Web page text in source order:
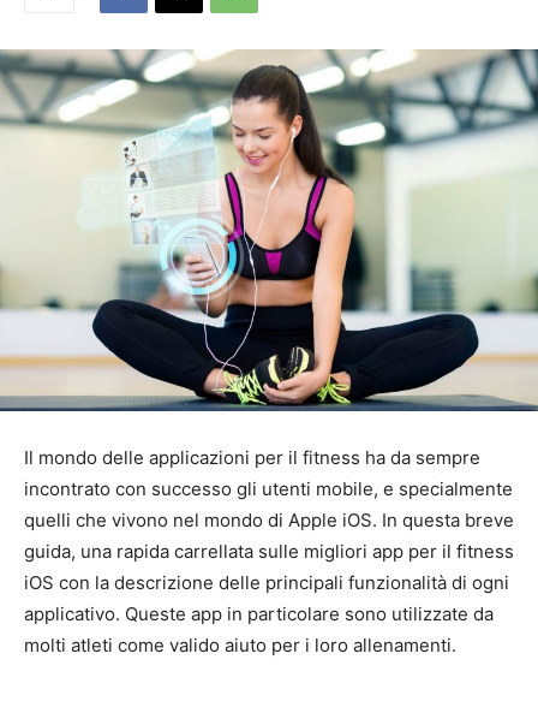
Il mondo delle applicazioni per il fitness ha da sempre
incontrato con successo gli utenti mobile, e specialmente
quelli che vivono nel mondo di Apple iOS. In questa breve
guida, una rapida carrellata sulle migliori app per il fitness
iOS con la descrizione delle principali funzionalità di ogni
applicativo. Queste app in particolare sono utilizzate da
molti atleti come valido aiuto per i loro allenamenti.